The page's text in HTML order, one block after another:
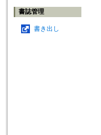
書誌管理
書き出し